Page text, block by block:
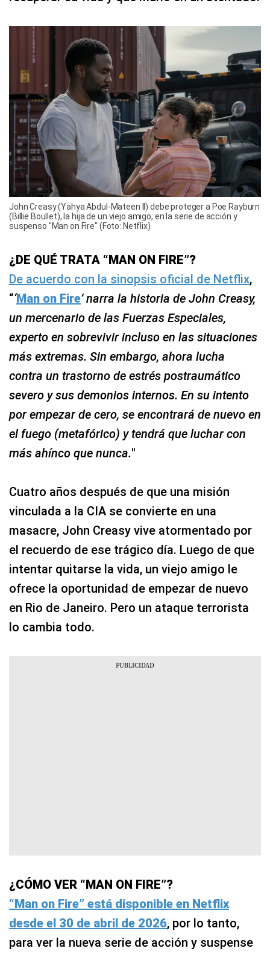
John Creasy (Yahya Abdul-Mateen II) debe proteger a Poe Rayburn
(Billie Boullet), la hija de un viejo amigo, en la serie de acción y
suspenso "Man on Fire" (Foto: Netflix)
¿DE QUÉ TRATA “MAN ON FIRE”?
De acuerdo con la sinopsis oficial de Netflix,
“‘Man on Fire’ narra la historia de John Creasy,
un mercenario de las Fuerzas Especiales,
experto en sobrevivir incluso en las situaciones
más extremas. Sin embargo, ahora lucha
contra un trastorno de estrés postraumático
severo y sus demonios internos. En su intento
por empezar de cero, se encontrará de nuevo en
el fuego (metafórico) y tendrá que luchar con
más ahínco que nunca."
Cuatro años después de que una misión
vinculada a la CIA se convierte en una
masacre, John Creasy vive atormentado por
el recuerdo de ese trágico día. Luego de que
intentar quitarse la vida, un viejo amigo le
ofrece la oportunidad de empezar de nuevo
en Rio de Janeiro. Pero un ataque terrorista
lo cambia todo.
¿CÓMO VER “MAN ON FIRE”?
“Man on Fire” está disponible en Netflix
desde el 30 de abril de 2026, por lo tanto,
para ver la nueva serie de acción y suspense